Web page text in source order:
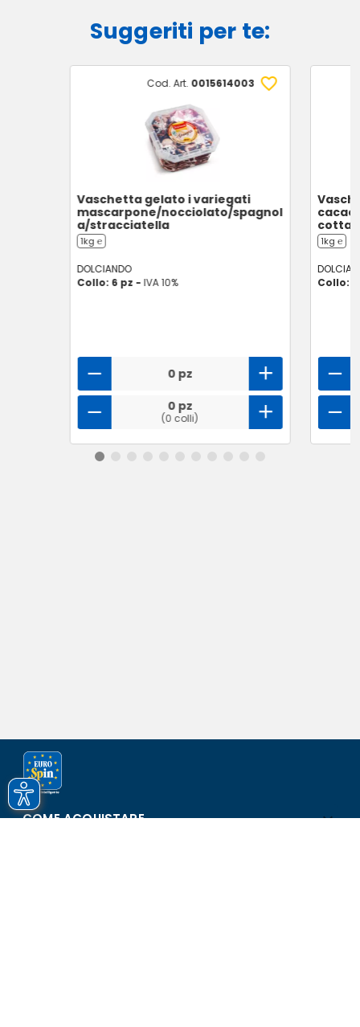
Suggeriti per te:
Cod. Art. 0015614003
Vaschetta gelato i variegati
mascarpone/nocciolato/spagnol
a/stracciatella
1kg ℮
DOLCIANDO
Collo: 6 pz - IVA 10%
0 pz
0 pz
(0 colli)
cotta/
1kg ℮
Collo:
COME ACQUISTARE